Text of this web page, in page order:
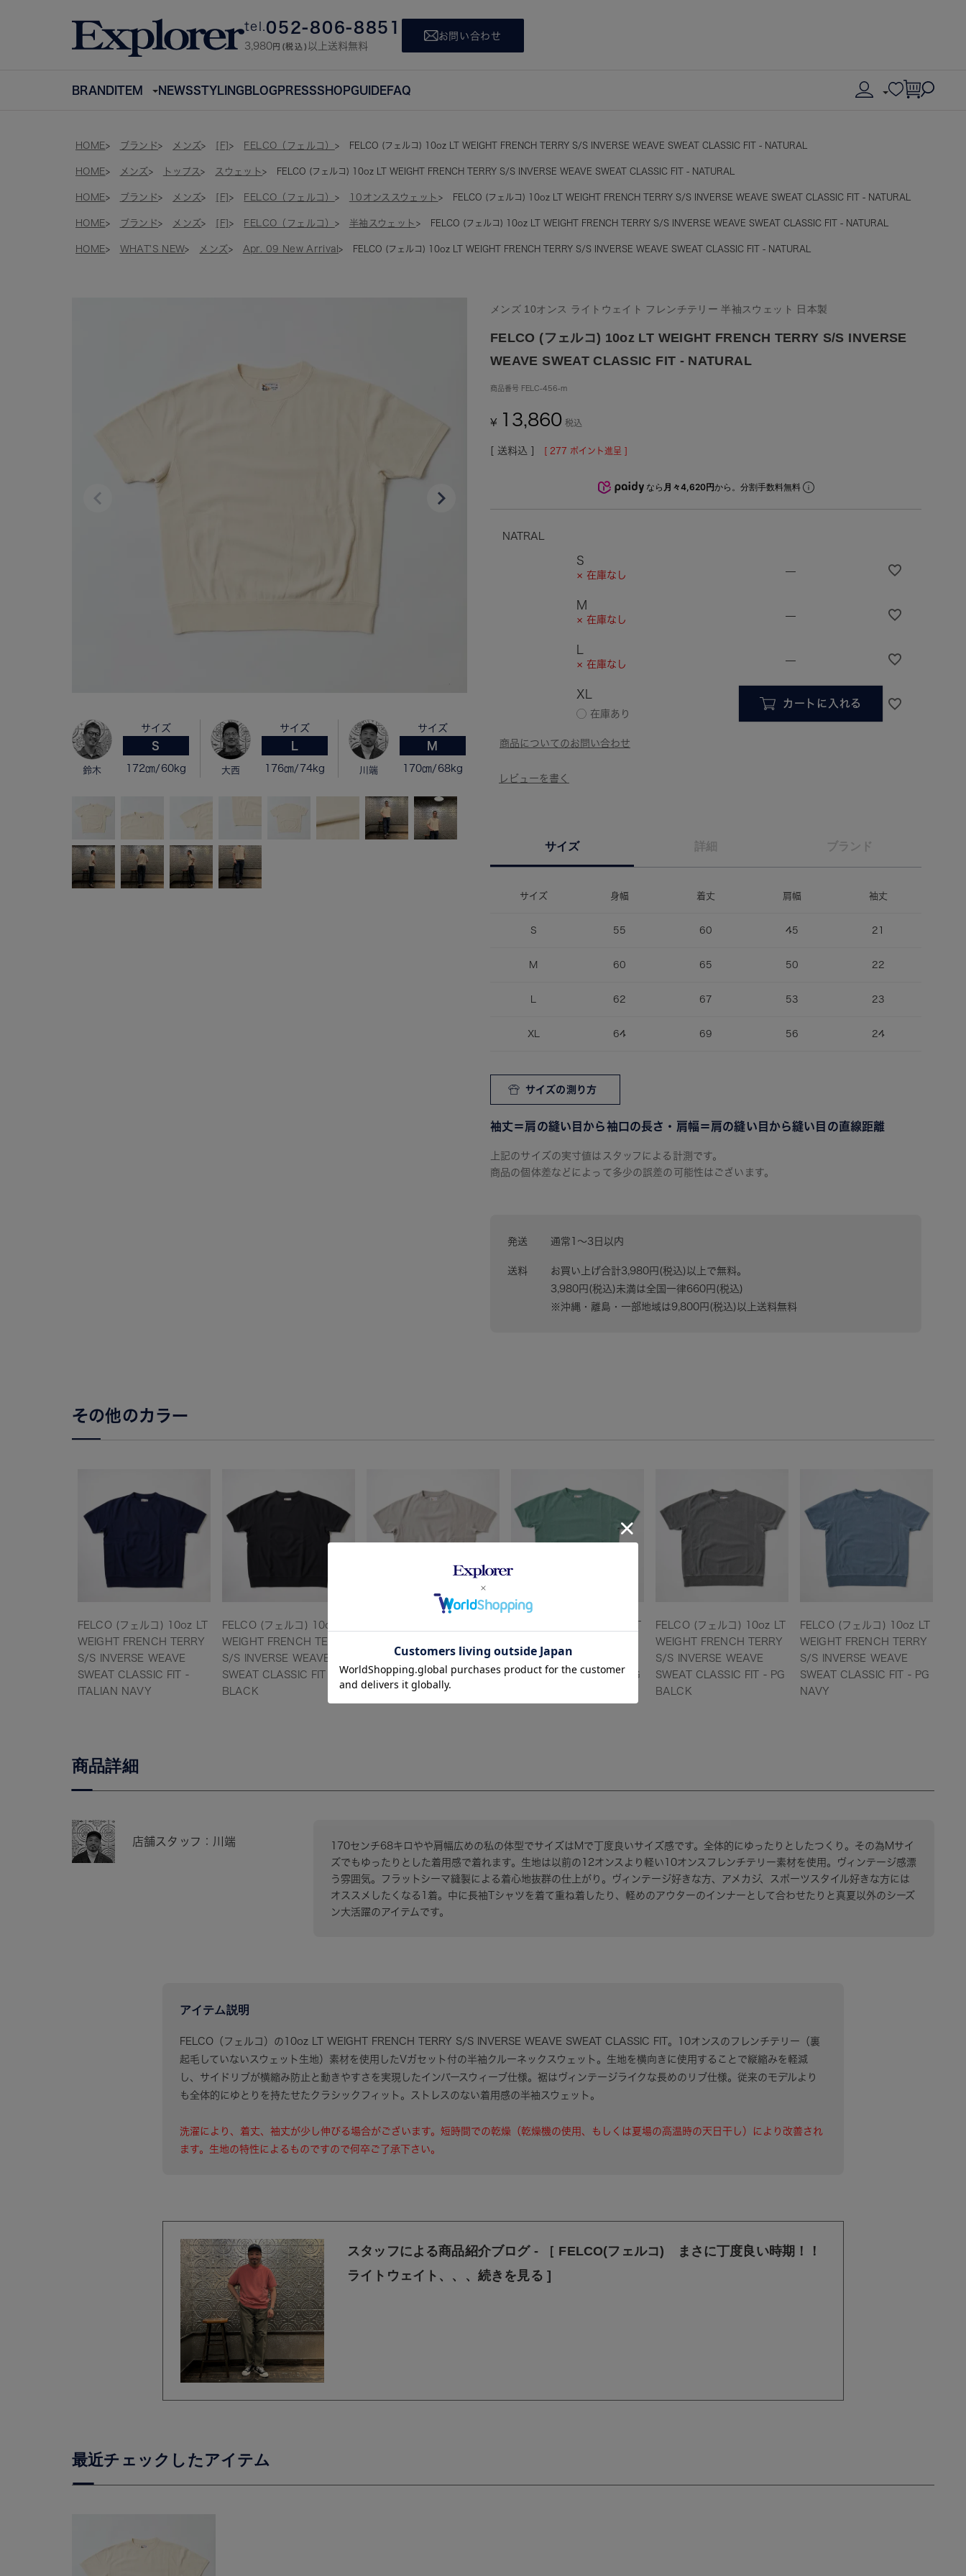
tel.052-806-8851
3,980円(税込) 以上送料無料
お問い合わせ
BRANDITEM NEWSSTYLINGBLOGPRESSSHOPGUIDEFAQ
HOME ブランド メンズ [F] FELCO（フェルコ） FELCO (フェルコ) 10oz LT WEIGHT FRENCH TERRY S/S INVERSE WEAVE SWEAT CLASSIC FIT - NATURAL
HOME メンズ トップス スウェット FELCO (フェルコ) 10oz LT WEIGHT FRENCH TERRY S/S INVERSE WEAVE SWEAT CLASSIC FIT - NATURAL
HOME ブランド メンズ [F] FELCO（フェルコ） 10オンススウェット FELCO (フェルコ) 10oz LT WEIGHT FRENCH TERRY S/S INVERSE WEAVE SWEAT CLASSIC FIT - NATURAL
HOME ブランド メンズ [F] FELCO（フェルコ） 半袖スウェット FELCO (フェルコ) 10oz LT WEIGHT FRENCH TERRY S/S INVERSE WEAVE SWEAT CLASSIC FIT - NATURAL
HOME WHAT'S NEW メンズ Apr. 09 New Arrival FELCO (フェルコ) 10oz LT WEIGHT FRENCH TERRY S/S INVERSE WEAVE SWEAT CLASSIC FIT - NATURAL
鈴木
サイズ
S
172㎝/60kg 大西
サイズ
L
176㎝/74kg 川端
サイズ
M
170㎝/68kg
メンズ 10オンス ライトウェイト フレンチテリー 半袖スウェット 日本製
FELCO (フェルコ) 10oz LT WEIGHT FRENCH TERRY S/S INVERSE
WEAVE SWEAT CLASSIC FIT - NATURAL
商品番号 FELC-456-m
¥ 13,860 税込
送料込 [ 277 ポイント進呈 ]
なら 月々4,620円から。分割手数料無料
NATRAL
S
× 在庫なし —
M
× 在庫なし —
L
× 在庫なし —
XL
カートに入れる
サイズ 詳細 ブランド
サイズ 身幅 着丈 肩幅 袖丈
S 55 60 45 21
M 60 65 50 22
L 62 67 53 23
XL 64 69 56 24
サイズの測り方
袖丈＝肩の縫い目から袖口の長さ・肩幅＝肩の縫い目から縫い目の直線距離
上記のサイズの実寸値はスタッフによる計測です。
商品の個体差などによって多少の誤差の可能性はございます。
発送 通常1〜3日以内
送料
お買い上げ合計3,980円(税込)以上で無料。
3,980円(税込)未満は全国一律660円(税込)
※沖縄・離島・一部地域は9,800円(税込)以上送料無料
その他のカラー
FELCO (フェルコ) 10oz LT
WEIGHT FRENCH TERRY
S/S INVERSE WEAVE
SWEAT CLASSIC FIT -
ITALIAN NAVY
FELCO (フェルコ) 10oz LT
WEIGHT FRENCH TERRY
S/S INVERSE WEAVE
SWEAT CLASSIC FIT -
BLACK
S/S INVERSE WEAVE
SWEAT CLASSIC FIT - LT
GREY
FELCO (フェルコ) 10oz LT
S/S INVERSE WEAVE
SWEAT CLASSIC FIT - PG
FELCO (フェルコ) 10oz LT
WEIGHT FRENCH TERRY
S/S INVERSE WEAVE
SWEAT CLASSIC FIT - PG
BALCK
FELCO (フェルコ) 10oz LT
WEIGHT FRENCH TERRY
S/S INVERSE WEAVE
SWEAT CLASSIC FIT - PG
NAVY
商品詳細
店舗スタッフ：川端
170センチ68キロやや肩幅広めの私の体型でサイズはMで丁度良いサイズ感です。全体的にゆったりとしたつくり。その為Mサイ
ズでもゆったりとした着用感で着れます。生地は以前の12オンスより軽い10オンスフレンチテリー素材を使用。ヴィンテージ感漂
う雰囲気。フラットシーマ縫製による着心地抜群の仕上がり。ヴィンテージ好きな方、アメカジ、スポーツスタイル好きな方には
オススメしたくなる1着。中に長袖Tシャツを着て重ね着したり、軽めのアウターのインナーとして合わせたりと真夏以外のシーズ
ン大活躍のアイテムです。
アイテム説明
FELCO（フェルコ）の10oz LT WEIGHT FRENCH TERRY S/S INVERSE WEAVE SWEAT CLASSIC FIT。10オンスのフレンチテリー（裏
起毛していないスウェット生地）素材を使用したVガセット付の半袖クルーネックスウェット。生地を横向きに使用することで縦縮みを軽減
し、サイドリブが横縮み防止と動きやすさを実現したインバースウィーブ仕様。裾はヴィンテージライクな長めのリブ仕様。従来のモデルより
も全体的にゆとりを持たせたクラシックフィット。ストレスのない着用感の半袖スウェット。
洗濯により、着丈、袖丈が少し伸びる場合がございます。短時間での乾燥（乾燥機の使用、もしくは夏場の高温時の天日干し）により改善され
ます。生地の特性によるものですので何卒ご了承下さい。
スタッフによる商品紹介ブログ - ［ FELCO(フェルコ) まさに丁度良い時期！！
ライトウェイト、、、続きを見る ]